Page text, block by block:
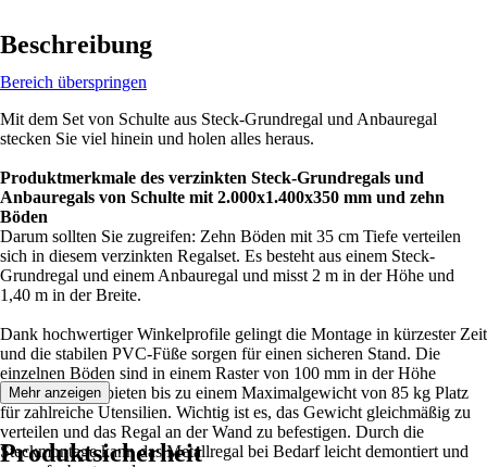
Beschreibung
Bereich überspringen
Mit dem Set von Schulte aus Steck-Grundregal und Anbauregal
stecken Sie viel hinein und holen alles heraus.
Produktmerkmale des verzinkten Steck-Grundregals und
Anbauregals von Schulte mit 2.000x1.400x350 mm und zehn
Böden
Darum sollten Sie zugreifen: Zehn Böden mit 35 cm Tiefe verteilen
sich in diesem verzinkten Regalset. Es besteht aus einem Steck-
Grundregal und einem Anbauregal und misst 2 m in der Höhe und
1,40 m in der Breite.
Dank hochwertiger Winkelprofile gelingt die Montage in kürzester Zeit
und die stabilen PVC-Füße sorgen für einen sicheren Stand. Die
einzelnen Böden sind in einem Raster von 100 mm in der Höhe
verstellbar und bieten bis zu einem Maximalgewicht von 85 kg Platz
für zahlreiche Utensilien. Wichtig ist es, das Gewicht gleichmäßig zu
verteilen und das Regal an der Wand zu befestigen. Durch die
Steckmontage kann das Metallregal bei Bedarf leicht demontiert und
Mehr anzeigen
Produktsicherheit